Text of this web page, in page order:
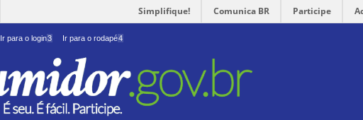
Simplifique! Comunica BR Participe
Ir para o login3 Ir para o rodapé4